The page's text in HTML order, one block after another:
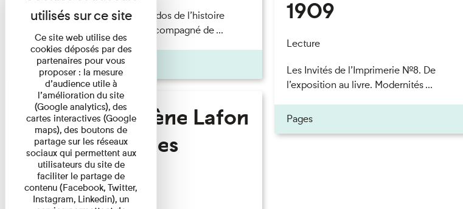
Philippe Artières — Le dos de l’histoire
Lecture par l’auteur accompagné de ...
Pages
Marie-Hélène Lafon
- Où sont les
hommes ?
Lecture
1909
Lecture
Les Invités de l’Imprimerie n°8. De
l’exposition au livre. Modernités ...
Pages
Ce site web utilise des
cookies déposés par des
partenaires pour vous
proposer : la mesure
d’audience utile à
l’amélioration du site
(Google analytics), des
cartes interactives (Google
maps), des boutons de
partage sur les réseaux
sociaux qui permettent aux
utilisateurs du site de
faciliter le partage de
contenu (Facebook, Twitter,
Instagram, Linkedin), un